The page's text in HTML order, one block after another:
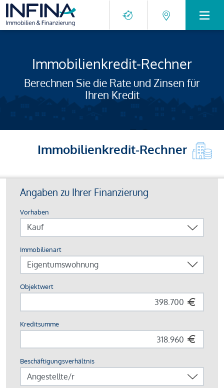
Immobilienkredit-Rechner
Berechnen Sie die Rate und Zinsen für
Ihren Kredit
Immobilienkredit-Rechner